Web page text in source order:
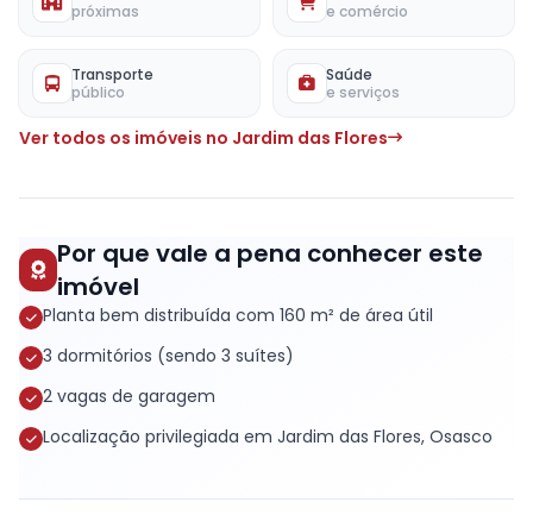
próximas
e comércio
Transporte
público
Saúde
e serviços
Ver todos os imóveis no Jardim das Flores
Por que vale a pena conhecer este
imóvel
Planta bem distribuída com 160 m² de área útil
3 dormitórios (sendo 3 suítes)
2 vagas de garagem
Localização privilegiada em Jardim das Flores, Osasco